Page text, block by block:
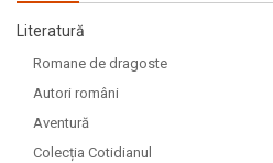
Literatură
Romane de dragoste
Autori români
Aventură
Colecția Cotidianul